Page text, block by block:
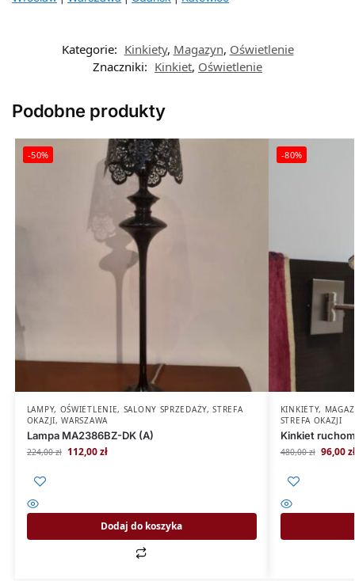
Kategorie: Kinkiety, Magazyn, Oświetlenie
Znaczniki: Kinkiet, Oświetlenie
Podobne produkty
-50%
LAMPY, OŚWIETLENIE, SALONY SPRZEDAŻY,STREFA
OKAZJI,WARSZAWA
Lampa MA2386BZ-DK (A)
224,00zł 112,00zł
Dodaj do koszyka
-80%
KINKIETY,
STREFA OKAZJI
Kinkiet
480,00zł 96,00zł